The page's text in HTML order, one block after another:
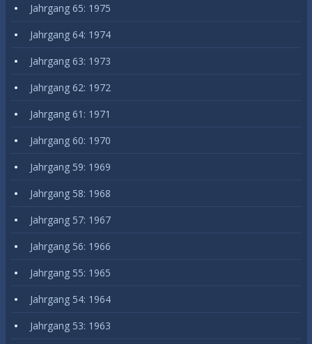
Jahrgang 65: 1975
Jahrgang 64: 1974
Jahrgang 63: 1973
Jahrgang 62: 1972
Jahrgang 61: 1971
Jahrgang 60: 1970
Jahrgang 59: 1969
Jahrgang 58: 1968
Jahrgang 57: 1967
Jahrgang 56: 1966
Jahrgang 55: 1965
Jahrgang 54: 1964
Jahrgang 53: 1963